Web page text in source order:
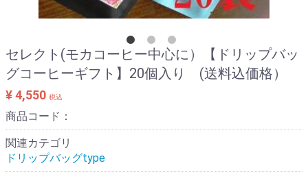
セレクト(モカコーヒー中心に）【ドリップバッ
グコーヒーギフト】20個入り (送料込価格）
¥ 4,550 税込
商品コード：
関連カテゴリ
ドリップバッグtype